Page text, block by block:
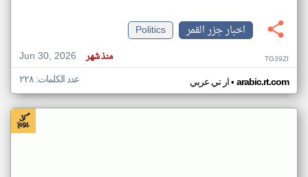
اخبار جزر القمر
Politics
Jun 30, 2026
منذ شهر TG39ZI
ار تي عربي• arabic.rt.com عدد الكلمات: ٢٢٨